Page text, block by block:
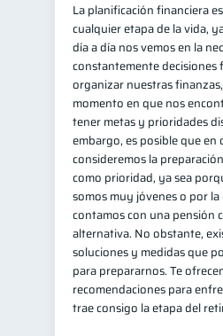
La planificación financiera
cualquier etapa de la vida,
día a día nos vemos en la
constantemente decisiones
organizar nuestras
momento en que nos
tener metas y prioridades
embargo, es posible que en
consideremos la
como prioridad, ya sea
somos muy jóvenes o por
contamos con una pensión
alternativa. No obstante,
soluciones y medidas que
para prepararnos. Te
recomendaciones para
trae consigo la etapa del